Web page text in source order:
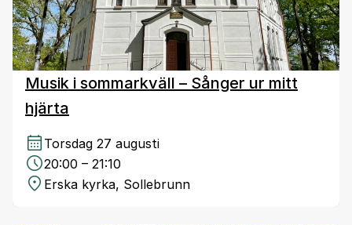
Musik i sommarkväll – Sånger ur mitt
hjärta
Torsdag 27 augusti
20:00 – 21:10
Erska kyrka, Sollebrunn